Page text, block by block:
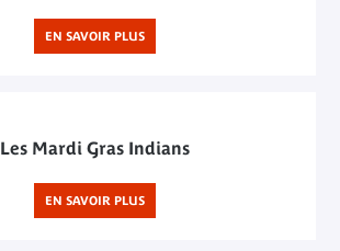
EN SAVOIR PLUS
Les Mardi Gras Indians
EN SAVOIR PLUS